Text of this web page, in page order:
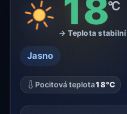
18°C
→ Teplota stabilní
Jasno
Pocitová teplota18°C